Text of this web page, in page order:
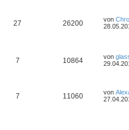
27 26200 von
7 10864 von
7 11060 von